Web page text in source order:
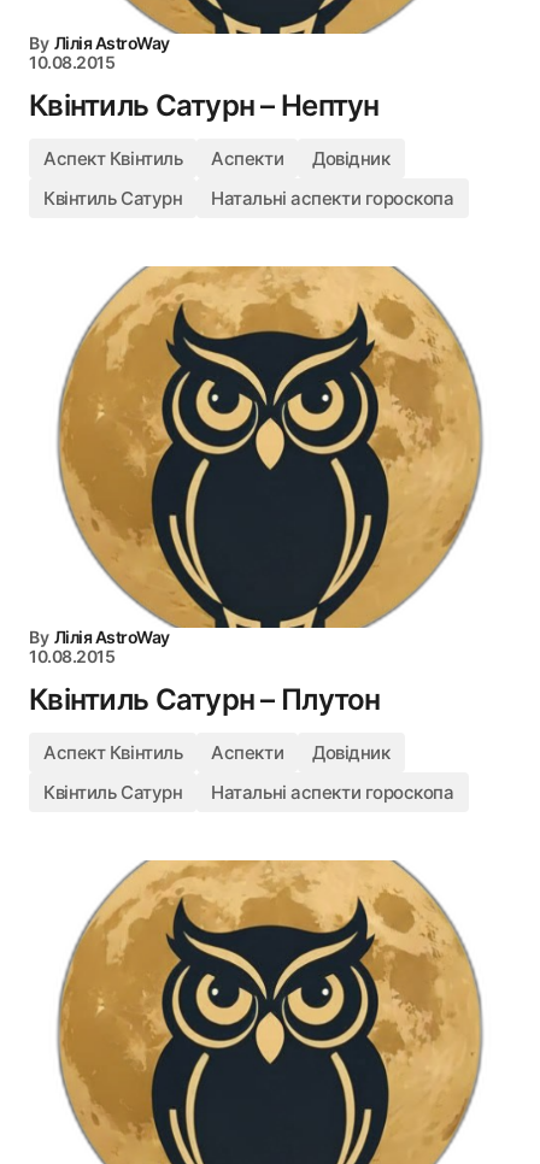
By Лілія AstroWay
10.08.2015
Квінтиль Сатурн – Нептун
Аспект Квінтиль Аспекти
Довідник
Квінтиль Сатурн
Натальні аспекти гороскопа
By Лілія AstroWay
10.08.2015
Квінтиль Сатурн – Плутон
Аспект Квінтиль Аспекти
Довідник
Квінтиль Сатурн
Натальні аспекти гороскопа